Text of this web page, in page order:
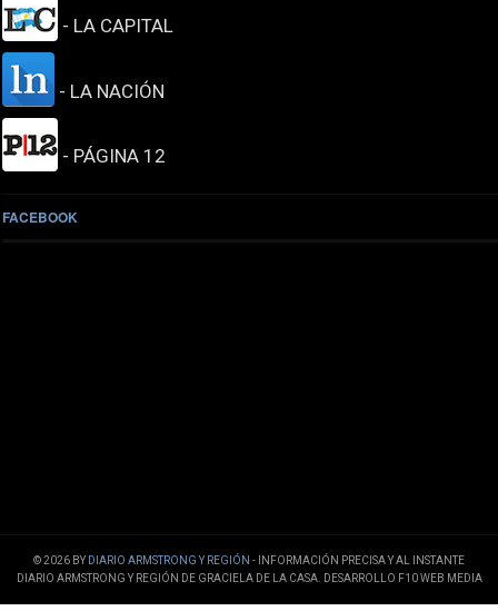
- LA CAPITAL
- LA NACIÓN
- PÁGINA 12
FACEBOOK
© 2026 BY DIARIO ARMSTRONG Y REGIÓN - INFORMACIÓN PRECISA Y AL INSTANTE
DIARIO ARMSTRONG Y REGIÓN DE GRACIELA DE LA CASA. DESARROLLO F10 WEB MEDIA